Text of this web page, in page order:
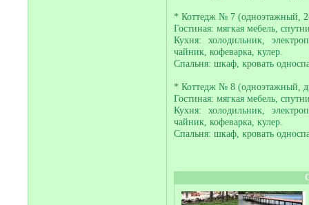
* Коттедж № 7 (одноэтажный,
Гостиная: мягкая мебель,
Кухня: холодильник,
чайник, кофеварка, кулер.
Спальня: шкаф, кровать
* Коттедж № 8 (одноэтажный,
Гостиная: мягкая мебель,
Кухня: холодильник,
чайник, кофеварка, кулер.
Спальня: шкаф, кровать